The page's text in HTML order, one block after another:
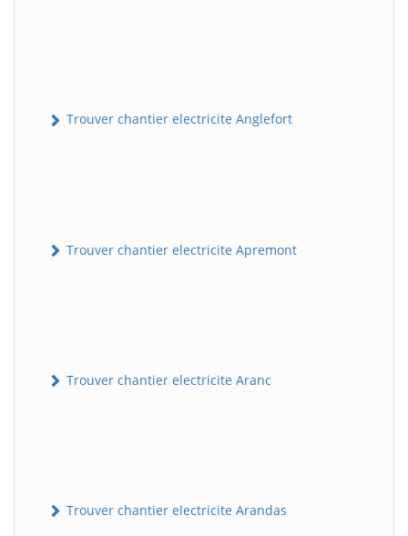
Trouver chantier electricite Anglefort
Trouver chantier electricite Apremont
Trouver chantier electricite Aranc
Trouver chantier electricite Arandas